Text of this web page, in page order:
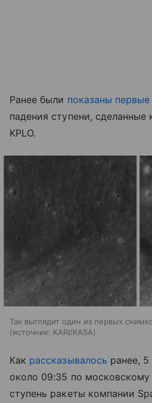
Ранее были показаны
падения ступени,
KPLO.
Так выглядит один из первых
источник: KARI/KASA
Как рассказывалось ранее, 5
около 09:35 по
ступень ракеты компании